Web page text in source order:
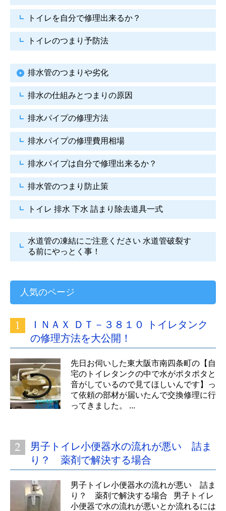
トイレを自分で修理出来るか？
トイレのつまり予防法
排水管のつまりや劣化
排水の仕組みとつまりの原因
排水パイプの修理方法
排水パイプの修理費用相場
排水パイプは自分で修理出来るか？
排水管のつまり防止策
トイレ 排水 下水 詰まり除去道具一式
水道管の凍結にご注意ください 水道管破裂す
る前にやっとく事！
人気のページ
ＩＮＡＸ ＤＴ－３８１０ トイレタンク
の修理方法を大公開！
先日お伺いした東大阪市南四条町の【自
宅のトイレタンクの中で水がポタポタと
音がしているので見てほしいんです】っ
て依頼の部材が届いたんで交換修理に行
ってきました。 ...
男子トイレ小便器水の流れが悪い 詰ま
り？ 薬剤で解決する場合
男子トイレ小便器水の流れが悪い 詰ま
り？ 薬剤で解決する場合 男子トイレ
小便器で水の流れが悪いとか流れるには